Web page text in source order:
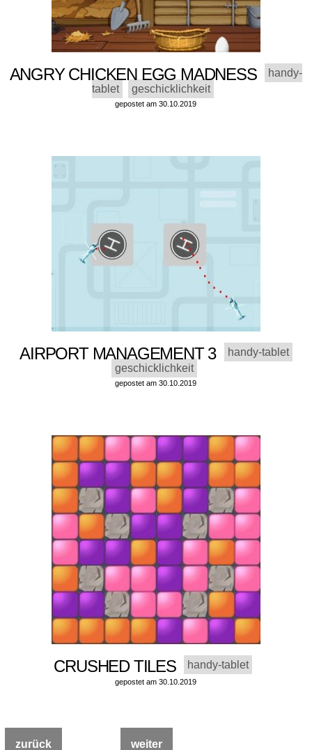
ANGRY CHICKEN EGG MADNESS
handy-
tablet
geschicklichkeit
gepostet am 30.10.2019
AIRPORT MANAGEMENT 3
handy-tablet
geschicklichkeit
gepostet am 30.10.2019
CRUSHED TILES handy-tablet
gepostet am 30.10.2019
zurück weiter